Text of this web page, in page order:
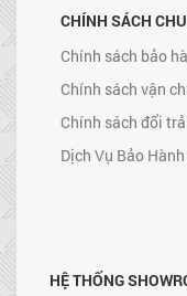
CHÍNH SÁCH
Chính sách bảo
Chính sách vận
Chính sách đổi
Dịch Vụ Bảo
HỆ THỐNG